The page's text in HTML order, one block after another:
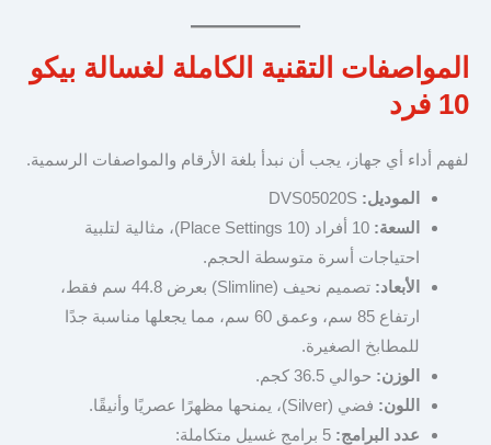
المواصفات التقنية الكاملة لغسالة بيكو
10 فرد
لفهم أداء أي جهاز، يجب أن نبدأ بلغة الأرقام والمواصفات الرسمية.
الموديل:
السعة:
10 أفراد (10 Place Settings)، مثالية لتلبية
احتياجات أسرة متوسطة الحجم.
الأبعاد:
تصميم نحيف (Slimline) بعرض 44.8 سم فقط،
ارتفاع 85 سم، وعمق 60 سم، مما يجعلها مناسبة جدًا
للمطابخ الصغيرة.
الوزن: حوالي 36.5 كجم.
اللون: فضي (Silver)، يمنحها مظهرًا عصريًا وأنيقًا.
عدد البرامج: